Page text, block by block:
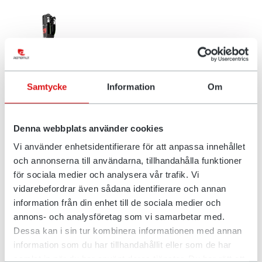
Samtycke Information Om
Denna webbplats använder cookies
Vi använder enhetsidentifierare för att anpassa innehållet
och annonserna till användarna, tillhandahålla funktioner
för sociala medier och analysera vår trafik. Vi
vidarebefordrar även sådana identifierare och annan
information från din enhet till de sociala medier och
annons- och analysföretag som vi samarbetar med.
Dessa kan i sin tur kombinera informationen med annan
information som du har tillhandahållit eller som de har
To års garanti
Som leverandør giver vi dig altid to års garanti på alle
tiltrotatorer oghurtigskifterfra Rototilt. Garantien gælder
lige fra leveringen uden krav om registrering. Klart og
tydeligt. Når du har brug for hjælp, kontakter du din
forhandler, som du plejer. Derefter sender de os en